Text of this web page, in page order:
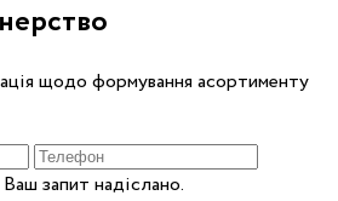
щодо формування асортименту
запит надіслано.